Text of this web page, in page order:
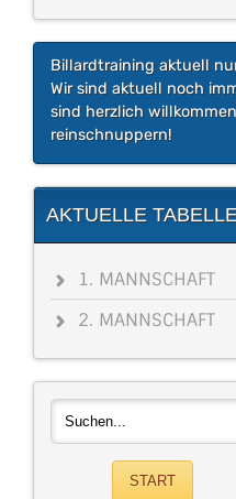
Billardtraining aktuell
Wir sind aktuell noch
sind herzlich
reinschnuppern!
AKTUELLE
1. MANNSCHAFT
2. MANNSCHAFT